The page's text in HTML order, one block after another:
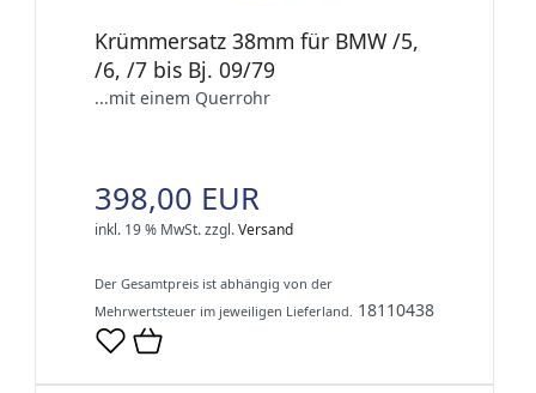
Krümmersatz 38mm für BMW /5,
/6, /7 bis Bj. 09/79
...mit einem Querrohr
398,00 EUR
inkl. 19 % MwSt.zzgl.Versand
Der Gesamtpreis ist abhängig von der
Mehrwertsteuer im jeweiligen Lieferland. 18110438